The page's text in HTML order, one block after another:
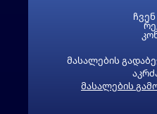
მასალების
მასალების